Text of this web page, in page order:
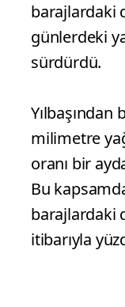
barajlardaki
günlerdeki
sürdürdü.
Yılbaşından
milimetre
oranı bir
Bu
barajlardaki
itibarıyla